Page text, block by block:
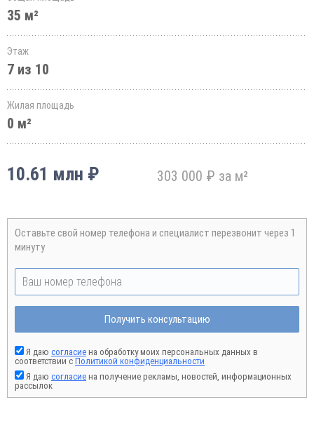
35 м²
Этаж
7 из 10
Жилая площадь
0 м²
10.61 млн ₽ 303 000 ₽ за м²
Оставьте свой номер телефона и специалист перезвонит через 1
минуту
Получить консультацию
Я даю согласие на обработку моих персональных данных в
соответствии с Политикой конфиденциальности
Я даю согласие на получение рекламы, новостей, информационных
рассылок